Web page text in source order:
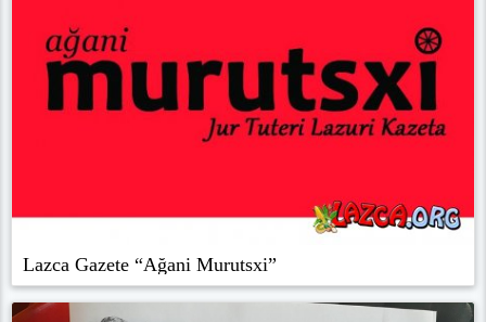
Lazca Gazete “Ağani Murutsxi”